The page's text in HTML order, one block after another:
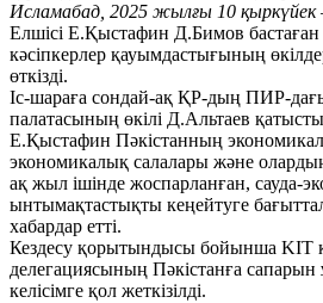
Исламабад, 2025 жылғы 10 қыркүйек
Елшісі Е.Қыстафин Д.Бимов
кәсіпкерлер қауымдастығының
өткізді.
Іс-шараға сондай-ақ ҚР-дың ПИР-
палатасының өкілі Д.Альтаев
Е.Қыстафин Пәкістанның
экономикалық салалары және
ақ жыл ішінде жоспарланған, сауда-
ынтымақтастықты кеңейтуге
хабардар етті.
Кездесу қорытындысы бойынша KIT
делегациясының Пәкістанға
келісімге қол жеткізілді.